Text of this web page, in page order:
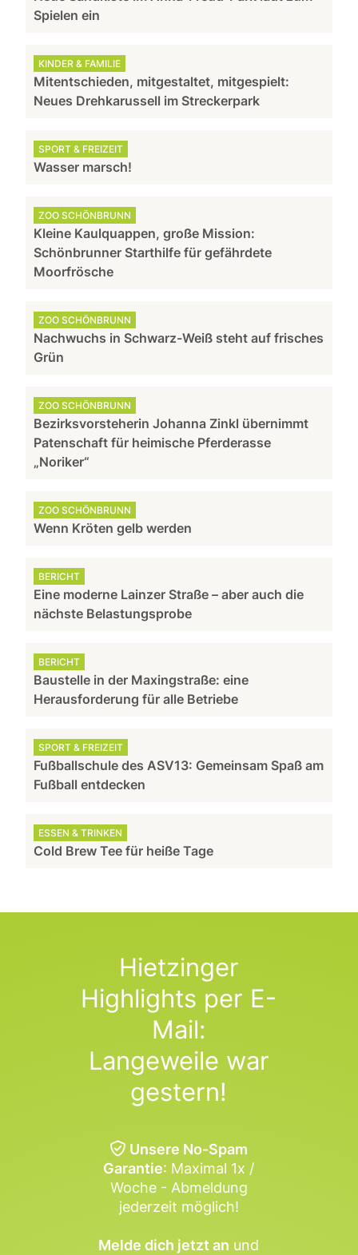
Spielen ein
KINDER & FAMILIE
Mitentschieden, mitgestaltet, mitgespielt:
Neues Drehkarussell im Streckerpark
SPORT & FREIZEIT
Wasser marsch!
ZOO SCHÖNBRUNN
Kleine Kaulquappen, große Mission:
Schönbrunner Starthilfe für gefährdete
Moorfrösche
ZOO SCHÖNBRUNN
Nachwuchs in Schwarz-Weiß steht auf frisches
Grün
ZOO SCHÖNBRUNN
Bezirksvorsteherin Johanna Zinkl übernimmt
Patenschaft für heimische Pferderasse
„Noriker“
ZOO SCHÖNBRUNN
Wenn Kröten gelb werden
BERICHT
Eine moderne Lainzer Straße – aber auch die
nächste Belastungsprobe
BERICHT
Baustelle in der Maxingstraße: eine
Herausforderung für alle Betriebe
SPORT & FREIZEIT
Fußballschule des ASV13: Gemeinsam Spaß am
Fußball entdecken
ESSEN & TRINKEN
Cold Brew Tee für heiße Tage
Hietzinger
Highlights per E-
Mail:
Langeweile war
gestern!
Unsere No-Spam
Garantie: Maximal 1x /
Woche - Abmeldung
jederzeit möglich!
Melde dich jetzt an und